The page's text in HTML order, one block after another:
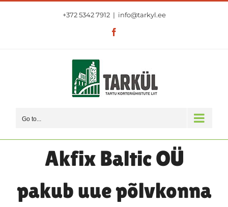
Skip
+372 5342 7912 | info@tarkyl.ee
Go to...
Akfix Baltic OÜ
pakub uue põlvkonna